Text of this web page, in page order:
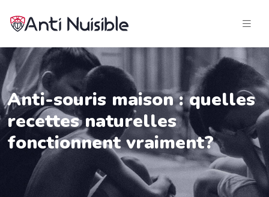
Anti-souris maison : quelles
recettes naturelles
fonctionnent vraiment?